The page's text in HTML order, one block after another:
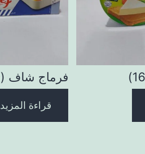
فرماج شاف (8)
قراءة المزيد